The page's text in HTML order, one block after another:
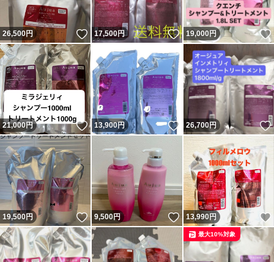
26,500円 いいね！
17,500円 いいね！
19,000円
21,000円 いいね！
13,900円 いいね！
26,700円
19,500円 いいね！
9,500円 いいね！
13,990円
最大10%対象